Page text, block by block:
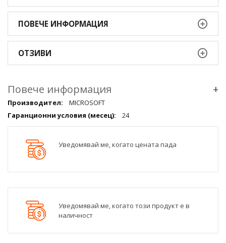
ПОВЕЧЕ ИНФОРМАЦИЯ
ОТЗИВИ
Повече информация +
Повече
информация
qqq
MICROSOFT
24
Уведомявай ме, когато цената пада
Уведомявай ме, когато този продукт е в
наличност